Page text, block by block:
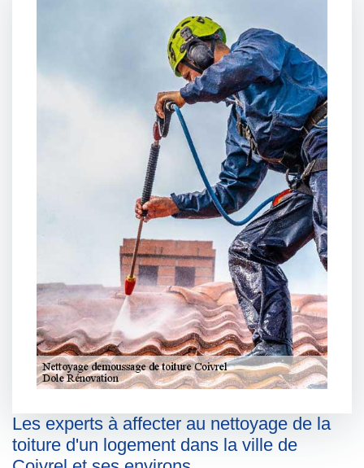
Les experts à affecter au nettoyage de la
toiture d'un logement dans la ville de